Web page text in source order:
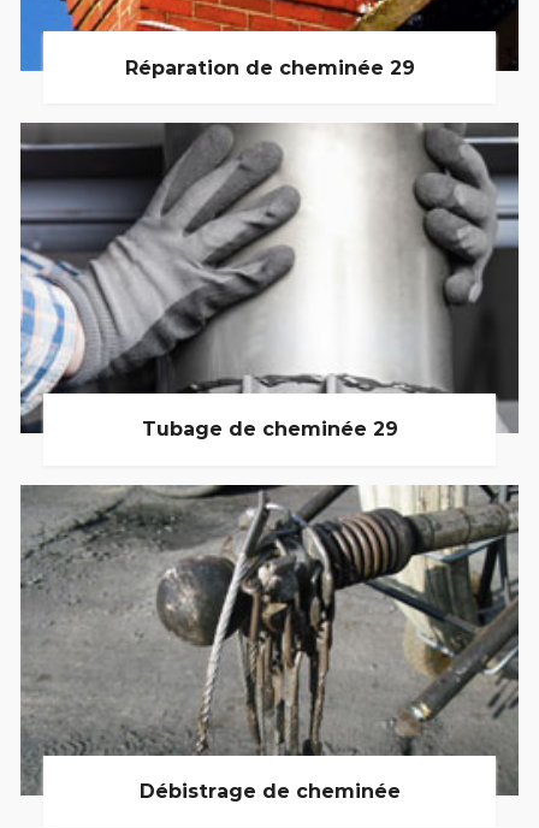
Réparation de cheminée 29
Tubage de cheminée 29
Débistrage de cheminée